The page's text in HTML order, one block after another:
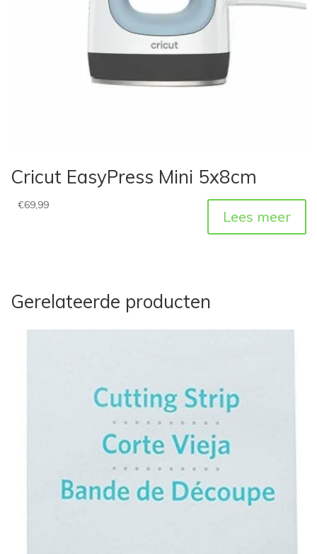
Cricut EasyPress Mini 5x8cm
€69,99
Lees meer
Gerelateerde producten